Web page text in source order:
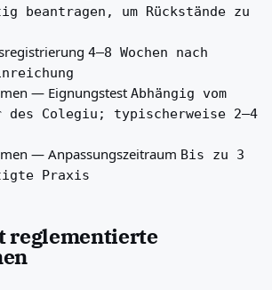
beantragen, um Rückstände zu
4–8 Wochen nach
— Eignungstest Abhängig vom
des Colegiu; typischerweise 2–4
— Anpassungszeitraum Bis zu 3
Praxis
reglementierte